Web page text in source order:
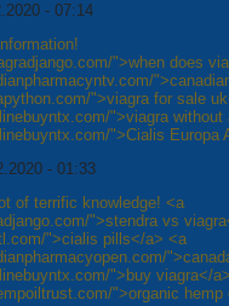
- 07:14
">when does
">viagra for sale
">viagra
">Cialis Europa
- 01:33
of terrific knowledge! <a
">stendra vs
">cialis pills</a> <a
">buy viagra</
">organic hemp